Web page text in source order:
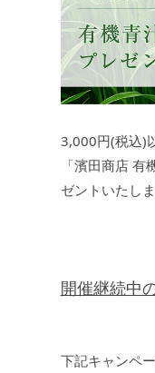
3,000円(税込)
「濱田商店
ゼントいたしま
開催継続中
下記キャンペ